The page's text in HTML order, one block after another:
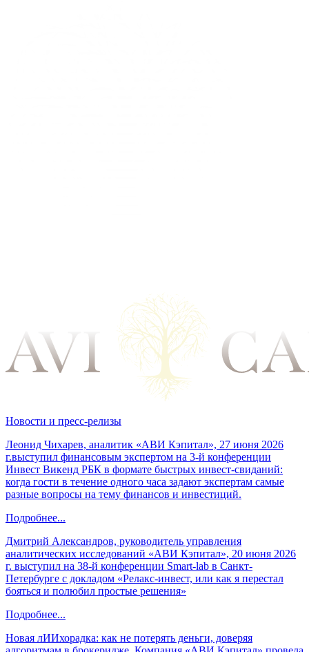
Новости и пресс-релизы
Леонид Чихарев, аналитик «АВИ Кэпитал», 27 июня 2026
г.выступил финансовым экспертом на 3-й конференции
Инвест Викенд РБК в формате быстрых инвест-свиданий:
когда гости в течение одного часа задают экспертам самые
разные вопросы на тему финансов и инвестиций.
Подробнее...
Дмитрий Александров, руководитель управления
аналитических исследований «АВИ Кэпитал», 20 июня 2026
г. выступил на 38-й конференции Smart-lab в Санкт-
Петербурге с докладом «Релакс-инвест, или как я перестал
бояться и полюбил простые решения»
Подробнее...
Новая лИИхорадка: как не потерять деньги, доверяя